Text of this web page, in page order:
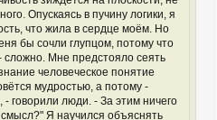
Опускаясь в пучину логики, я
что жила в сердце моём. Но
бы сочли глупцом, потому что
сложно. Мне предстояло сеять
человеческое понятие
мудростью, а потому -
говорили люди. - За этим ничего
Я научился объяснять